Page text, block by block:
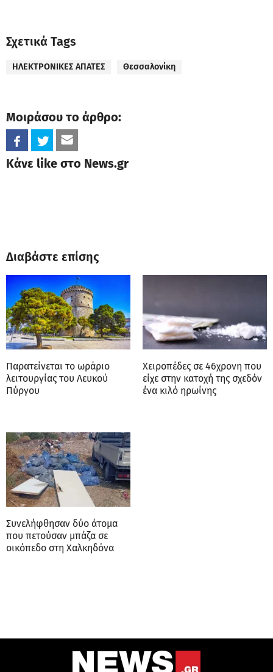
Σχετικά Tags
ΗΛΕΚΤΡΟΝΙΚΕΣ ΑΠΑΤΕΣ Θεσσαλονίκη
Μοιράσου το άρθρο:
Κάνε like στο News.gr
Διαβάστε επίσης
Παρατείνεται το ωράριο
λειτουργίας του Λευκού
Πύργου
Χειροπέδες σε 46χρονη που
είχε στην κατοχή της σχεδόν
ένα κιλό ηρωίνης
Συνελήφθησαν δύο άτομα
που πετούσαν μπάζα σε
οικόπεδο στη Χαλκηδόνα